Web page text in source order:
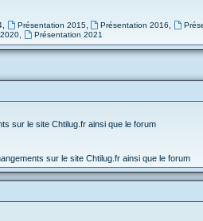
, Présentation 2015 Présentation 2016
, Présentation 2021
sur le site Chtilug.fr ainsi que le forum
sur le site Chtilug.fr ainsi que le forum